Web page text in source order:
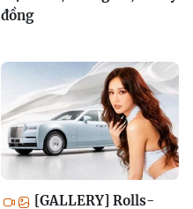
đồng
[GALLERY] Rolls-